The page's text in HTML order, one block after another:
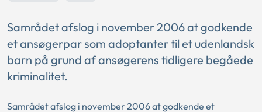
Samrådet afslog i november 2006 at godkende
et ansøgerpar som adoptanter til et udenlandsk
barn på grund af ansøgerens tidligere begåede
kriminalitet.
Samrådet afslog i november 2006 at godkende et